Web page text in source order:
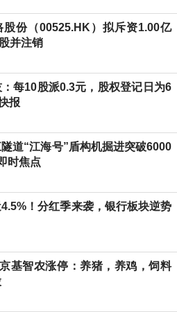
股份（00525.HK）拟斥资1.00亿
并注销
每10股派0.3元，股权登记日为6
报
道“江海号”盾构机掘进突破6000
时焦点
！分红季来袭，银行板块逆势
基智农涨停：养猪，养鸡，饲料